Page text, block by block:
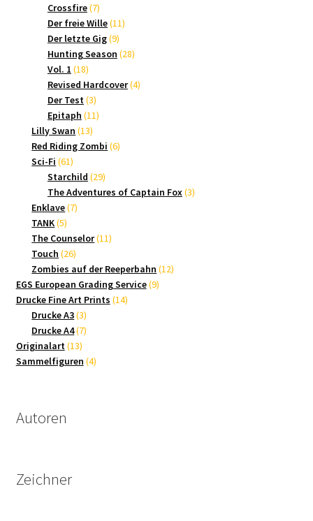
Crossfire 77
Produkte
Der freie Wille 1111
Der letzte Gig 99
Produkte
Hunting Season 2828
Vol. 1 1818
Produkte
Revised Hardcover 44
Der Test 33
Produkte
Epitaph 1111
Lilly Swan 1313
Produkte
Red Riding Zombi 66
Sci-Fi 6161
Produkte
Starchild 2929
Produkte
The Adventures of Captain Fox 33
Enklave 77
TANK 55
Produkte
The Counselor 1111
Touch 2626
Produkte
Zombies auf der Reeperbahn 1212
EGS European Grading Service 99
Drucke Fine Art Prints 1414
Drucke A3 33
Produkte
Drucke A4 77
Originalart 1313
Produkte
Sammelfiguren 44
Autoren
Zeichner